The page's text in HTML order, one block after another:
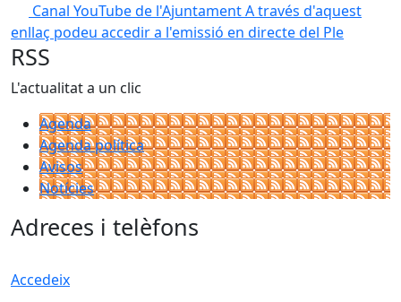
Canal YouTube de l'AjuntamentA través d'aquest
enllaç podeu accedir a l'emissió en directe del Ple
RSS
L'actualitat a un clic
Agenda
Agenda política
Avisos
Notícies
Adreces i telèfons
Accedeix